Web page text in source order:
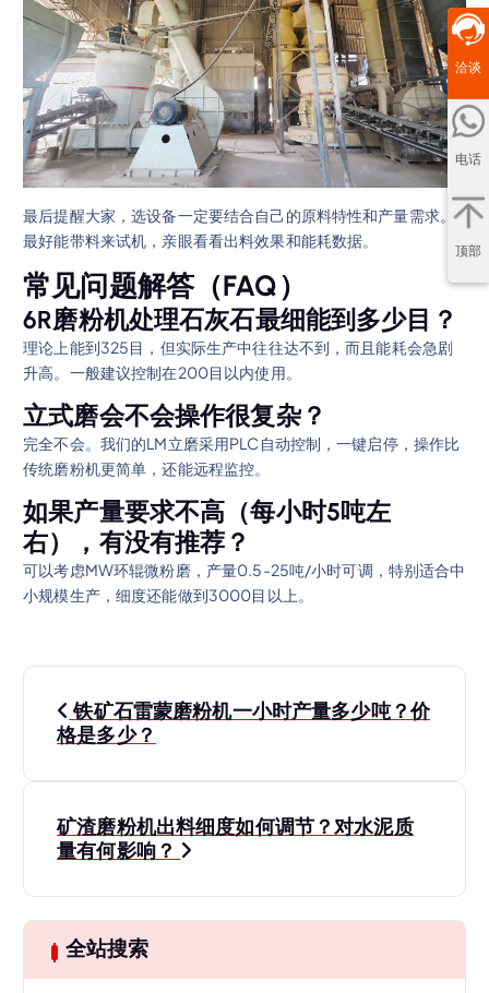
最后提醒大家，选设备一定要结合自己的原料特性和产量需求。
最好能带料来试机，亲眼看看出料效果和能耗数据。
常见问题解答（FAQ）
6R磨粉机处理石灰石最细能到多少目？
理论上能到325目，但实际生产中往往达不到，而且能耗会急剧
升高。一般建议控制在200目以内使用。
立式磨会不会操作很复杂？
完全不会。我们的LM立磨采用PLC自动控制，一键启停，操作比
传统磨粉机更简单，还能远程监控。
如果产量要求不高（每小时5吨左
右），有没有推荐？
可以考虑MW环辊微粉磨，产量0.5-25吨/小时可调，特别适合中
小规模生产，细度还能做到3000目以上。
文
章
航
铁矿石雷蒙磨粉机一小时产量多少吨？价
格是多少？
矿渣磨粉机出料细度如何调节？对水泥质
量有何影响？
全站搜索
洽谈
电话
顶部